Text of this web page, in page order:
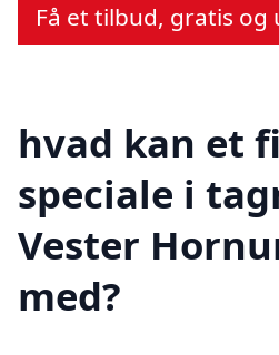
Få et tilbud, gratis
hvad kan et
speciale i
Vester
med?